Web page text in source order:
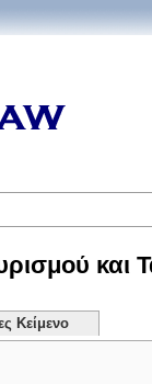
και
Κείμενο